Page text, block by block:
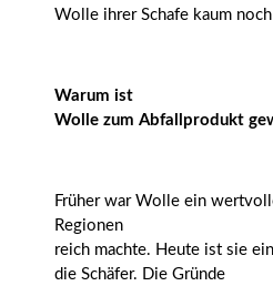
Wolle ihrer Schafe kaum
Warum ist
Wolle zum Abfallprodukt
Früher war Wolle ein
Regionen
reich machte. Heute ist sie
die Schäfer. Die Gründe